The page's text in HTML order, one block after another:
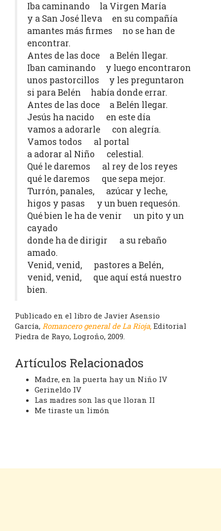
Iba caminando la Virgen María
y a San José lleva en su compañía
amantes más firmes no se han de
encontrar.
Antes de las doce a Belén llegar.
Iban caminando y luego encontraron
unos pastorcillos y les preguntaron
si para Belén había donde errar.
Antes de las doce a Belén llegar.
Jesús ha nacido en este día
vamos a adorarle con alegría.
Vamos todos al portal
a adorar al Niño celestial.
Qué le daremos al rey de los reyes
qué le daremos que sepa mejor.
Turrón, panales, azúcar y leche,
higos y pasas y un buen requesón.
Qué bien le ha de venir un pito y un
cayado
donde ha de dirigir a su rebaño
amado.
Venid, venid, pastores a Belén,
venid, venid, que aquí está nuestro
bien.
Publicado en el libro de Javier Asensio
García, Romancero general de La Rioja, Editorial
Piedra de Rayo, Logroño, 2009.
Artículos Relacionados
Madre, en la puerta hay un Niño IV
Gerineldo IV
Las madres son las que lloran II
Me tiraste un limón